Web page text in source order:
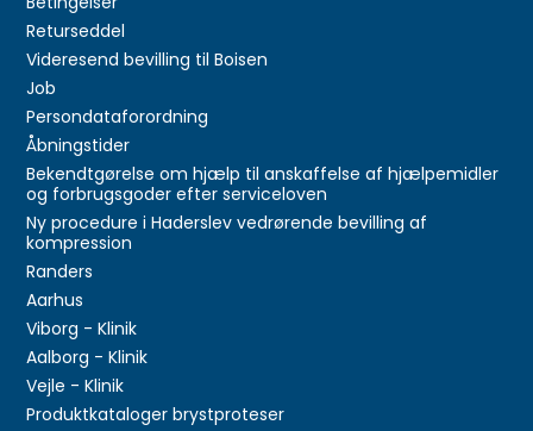
Returseddel
Videresend bevilling til Boisen
Job
Persondataforordning
Åbningstider
Bekendtgørelse om hjælp til anskaffelse af hjælpemidler
og forbrugsgoder efter serviceloven
Ny procedure i Haderslev vedrørende bevilling af
kompression
Randers
Aarhus
Viborg - Klinik
Aalborg - Klinik
Vejle - Klinik
Produktkataloger brystproteser